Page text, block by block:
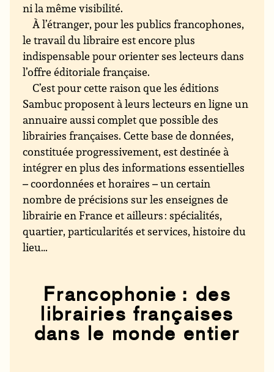
ni la même visibilité.
À l’étranger, pour les publics francophones,
le travail du libraire est encore plus
indispensable pour orienter ses lecteurs dans
l’offre éditoriale française.
C’est pour cette raison que les éditions
Sambuc proposent à leurs lecteurs en ligne un
annuaire aussi complet que possible des
librairies françaises. Cette base de données,
constituée progressivement, est destinée à
intégrer en plus des informations essentielles
– coordonnées et horaires – un certain
nombre de précisions sur les enseignes de
librairie en France et ailleurs : spécialités,
quartier, particularités et services, histoire du
lieu…
Francophonie : des
librairies françaises
dans le monde entier